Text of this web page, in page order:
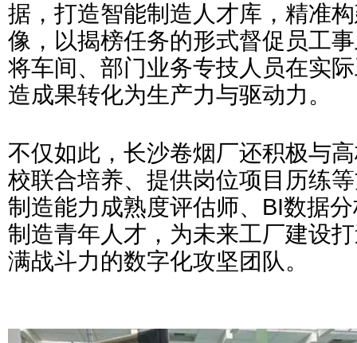
据，打造智能制造人才库，精准
像，以揭榜任务的形式督促员工
将车间、部门业务专技人员在实
造成果转化为生产力与驱动力。
不仅如此，长沙卷烟厂还积极与
校联合培养、提供岗位项目历练
制造能力成熟度评估师、BI数据
制造青年人才，为未来工厂建设
满战斗力的数字化攻坚团队。